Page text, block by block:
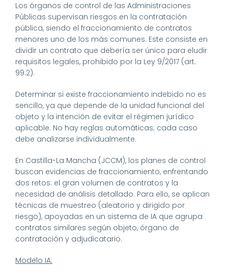
Los órganos de control de las Administraciones
Públicas supervisan riesgos en la contratación
pública, siendo el fraccionamiento de contratos
menores uno de los más comunes. Este consiste en
dividir un contrato que debería ser único para eludir
requisitos legales, prohibido por la Ley 9/2017 (art.
99.2).
Determinar si existe fraccionamiento indebido no es
sencillo, ya que depende de la unidad funcional del
objeto y la intención de evitar el régimen jurídico
aplicable. No hay reglas automáticas; cada caso
debe analizarse individualmente.
En Castilla-La Mancha (JCCM), los planes de control
buscan evidencias de fraccionamiento, enfrentando
dos retos: el gran volumen de contratos y la
necesidad de análisis detallado. Para ello, se aplican
técnicas de muestreo (aleatorio y dirigido por
riesgo), apoyadas en un sistema de IA que agrupa
contratos similares según objeto, órgano de
contratación y adjudicatario.
Modelo IA: